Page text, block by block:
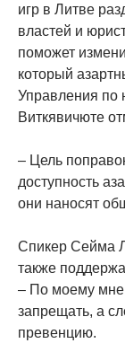
игр в Литве
властей и
поможет
который
Управления по
Виткявичюте
– Цель
доступность
они наносят
Спикер Сейма
также
– По моему
запрещать, а
превенцию.